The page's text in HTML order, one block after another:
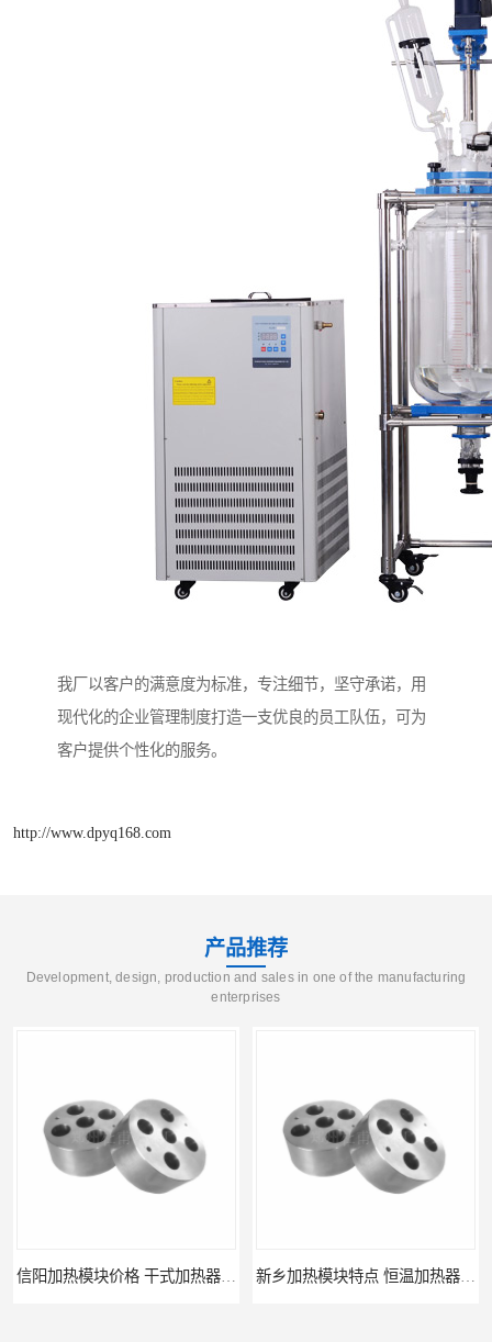
我厂以客户的满意度为标准，专注细节，坚守承诺，用
现代化的企业管理制度打造一支优良的员工队伍，可为
客户提供个性化的服务。
http://www.dpyq168.com
产品推荐
Development, design, production and sales in one of the manufacturing
enterprises